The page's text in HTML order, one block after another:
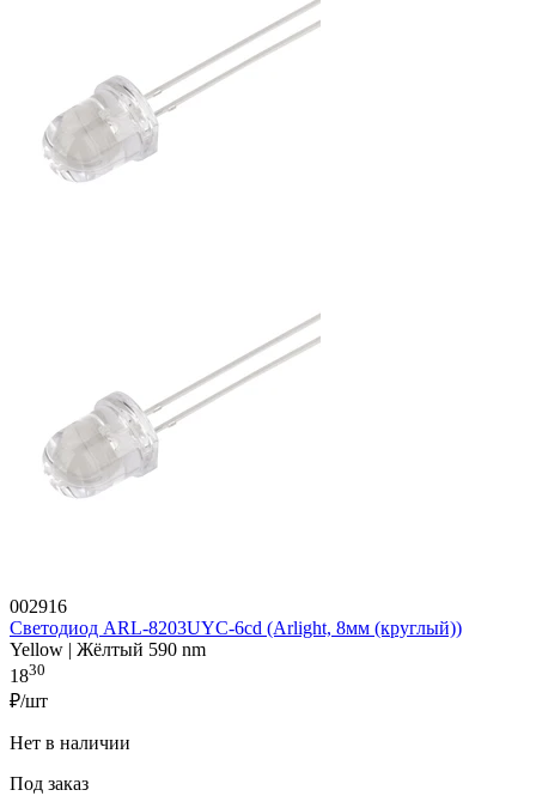
002916
Светодиод ARL-8203UYC-6cd (Arlight, 8мм (круглый))
Yellow | Жёлтый 590 nm
1830
₽/шт
Нет в наличии
Под заказ